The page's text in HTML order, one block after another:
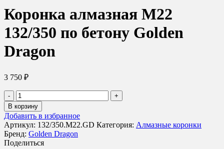
Коронка алмазная М22
132/350 по бетону Golden
Dragon
3 750 ₽
Количество
товара
Коронка
алмазная
М22
132/350
В корзину
Добавить в избранное
Артикул: 132/350.M22.GD Категория: Алмазные коронки
Бренд: Golden Dragon
Поделиться